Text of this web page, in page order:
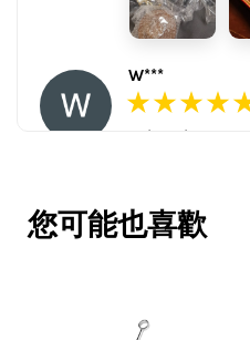
W***
16/Nov/2025
這購買。希望
您可能也喜歡